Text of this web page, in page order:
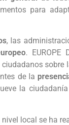
para
, las
. EUROPE
sobre
de la
la
nivel local se ha